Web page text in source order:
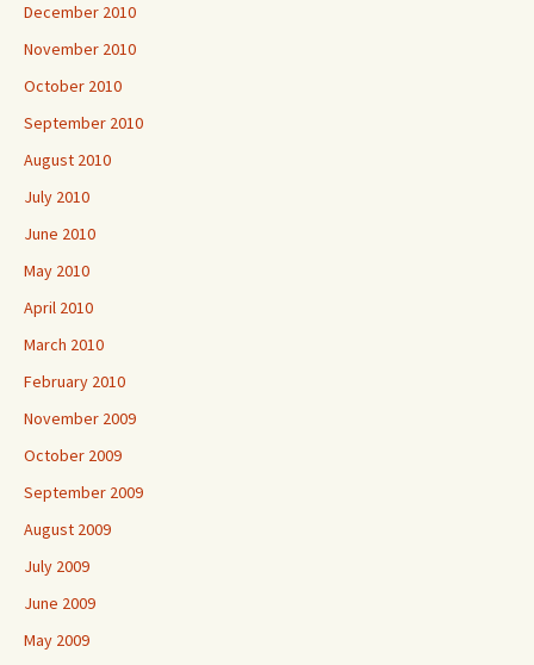
December 2010
November 2010
October 2010
September 2010
August 2010
July 2010
June 2010
May 2010
April 2010
March 2010
February 2010
November 2009
October 2009
September 2009
August 2009
July 2009
June 2009
May 2009